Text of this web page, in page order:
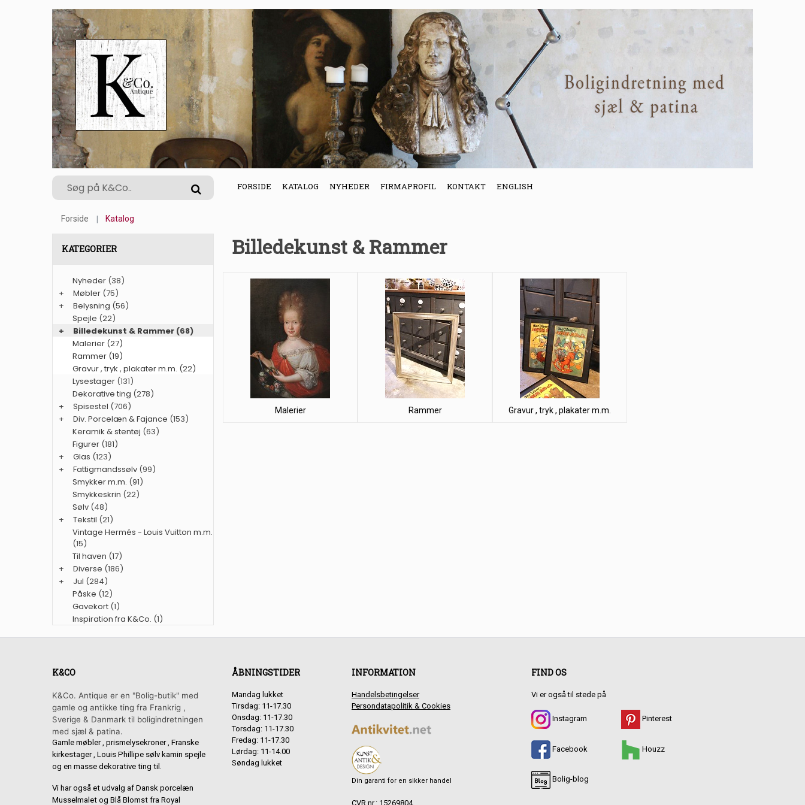
FORSIDE KATALOG NYHEDER FIRMAPROFIL KONTAKT ENGLISH
Forside Katalog
Billedekunst & Rammer
Malerier Rammer Gravur , tryk , plakater m.m.
KATEGORIER
Nyheder (38)
+
Møbler (75)
+
Belysning (56)
Spejle (22)
+
Billedekunst & Rammer (68)
Malerier (27)
Rammer (19)
Gravur , tryk , plakater m.m. (22)
Lysestager (131)
Dekorative ting (278)
+
Spisestel (706)
+
Div. Porcelæn & Fajance (153)
Keramik & stentøj (63)
Figurer (181)
+
Glas (123)
+
Fattigmandssølv (99)
Smykker m.m. (91)
Smykkeskrin (22)
Sølv (48)
+
Tekstil (21)
Vintage Hermés - Louis Vuitton m.m.
(15)
Til haven (17)
+
Diverse (186)
+
Jul (284)
Påske (12)
Gavekort (1)
Inspiration fra K&Co. (1)
K&CO
K&Co. Antique er en "Bolig-butik" med
gamle og antikke ting fra Frankrig ,
Sverige & Danmark til boligindretningen
med sjæl & patina.
Gamle møbler , prismelysekroner , Franske
kirkestager , Louis Phillipe sølv kamin spejle
og en masse dekorative ting til.
Vi har også et udvalg af Dansk porcelæn
Musselmalet og Blå Blomst fra Royal
ÅBNINGSTIDER
Mandag lukket
Tirsdag: 11-17.30
Onsdag: 11-17.30
Torsdag: 11-17.30
Fredag: 11-17.30
Lørdag: 11-14.00
Søndag lukket
INFORMATION
Handelsbetingelser
Persondatapolitik & Cookies
Din garanti for en sikker handel
CVR.nr.: 15269804
FIND OS
Vi er også til stede på
Instagram
Facebook
Bolig-blog
Pinterest
Houzz